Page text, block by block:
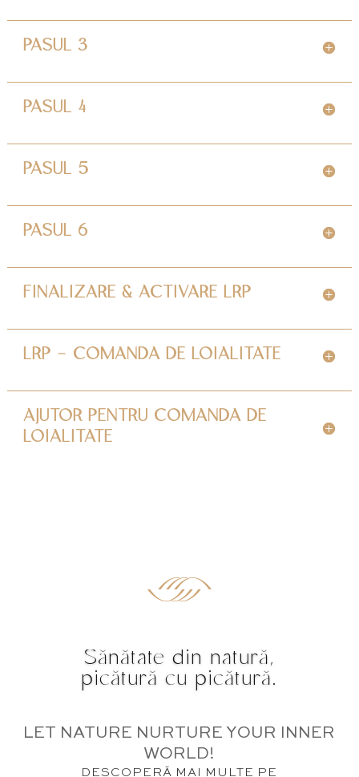
PASUL 3
PASUL 4
PASUL 5
PASUL 6
FINALIZARE & ACTIVARE LRP
LRP - COMANDA DE LOIALITATE
AJUTOR PENTRU COMANDA DE
LOIALITATE
Sănătate din natură,
picătură cu picătură.
LET NATURE NURTURE YOUR INNER
WORLD!
DESCOPERĂ MAI MULTE PE